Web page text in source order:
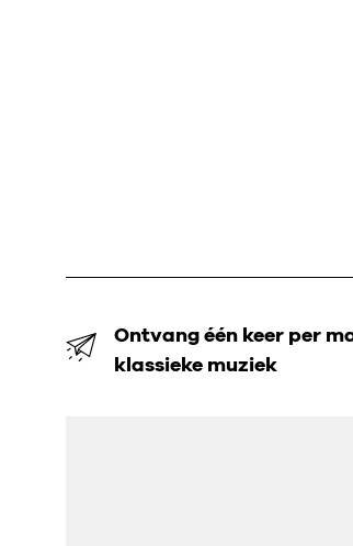
Ontvang één keer per
klassieke muziek